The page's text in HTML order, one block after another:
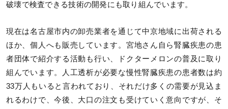
破壊で検査できる技術の開発にも取り組んでいます。
現在は名古屋市内の卸売業者を通じて中京地域に出荷される
ほか、個人へも販売しています。宮地さん自ら腎臓疾患の患
者団体で紹介する活動も行い、ドクターメロンの普及に取り
組んでいます。人工透析が必要な慢性腎臓疾患の患者数は約
33万人もいると言われており、それだけ多くの需要が見込ま
れるわけで、今後、大口の注文も受けていく意向ですが、そ